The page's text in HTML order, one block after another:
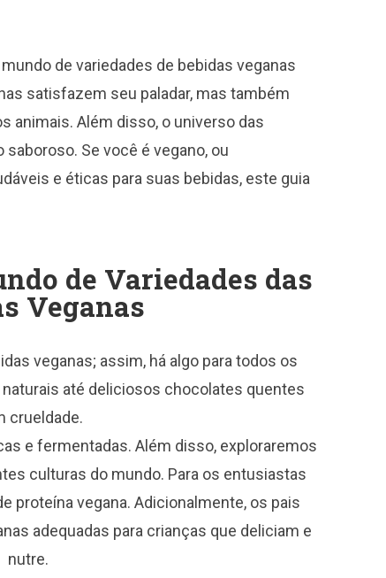
de variedades de bebidas veganas
satisfazem seu paladar, mas também
animais. Além disso, o universo das
Se você é vegano, ou
e éticas para suas bebidas, este guia
de Variedades das
Veganas
veganas; assim, há algo para todos os
até deliciosos chocolates quentes
crueldade.
e fermentadas. Além disso, exploraremos
culturas do mundo. Para os entusiastas
proteína vegana. Adicionalmente, os pais
adequadas para crianças que deliciam e
nutre.